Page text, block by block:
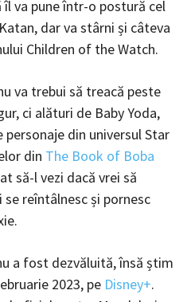
va pune într-o postură cel
dar va stârni și câteva
Children of the Watch.
va trebui să treacă peste
ci alături de Baby Yoda,
din universul Star
din The Book of Boba
să-l vezi dacă vrei să
reîntâlnesc și pornesc
a fost dezvăluită, însă știm
2023, pe Disney+.